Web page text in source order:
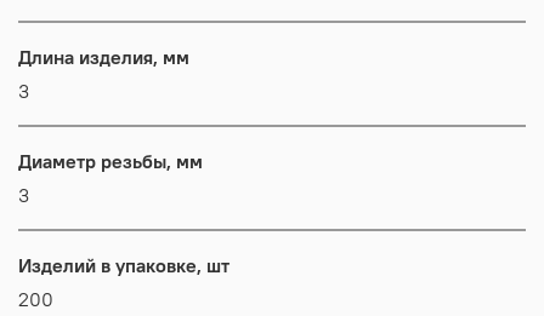
Длина изделия, мм
3
Диаметр резьбы, мм
3
Изделий в упаковке, шт
200